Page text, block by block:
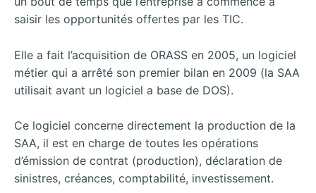
saisir les opportunités offertes par les TIC.
Elle a fait l’acquisition de ORASS en 2005, un logiciel
métier qui a arrêté son premier bilan en 2009 (la SAA
utilisait avant un logiciel a base de DOS).
Ce logiciel concerne directement la production de la
SAA, il est en charge de toutes les opérations
d’émission de contrat (production), déclaration de
sinistres, créances, comptabilité, investissement.